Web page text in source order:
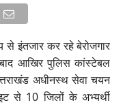
से इंतजार कर रहे बेरोजगार
आखिर पुलिस कांस्टेबल
अधीनस्थ सेवा चयन
से 10 जिलों के अभ्यर्थी